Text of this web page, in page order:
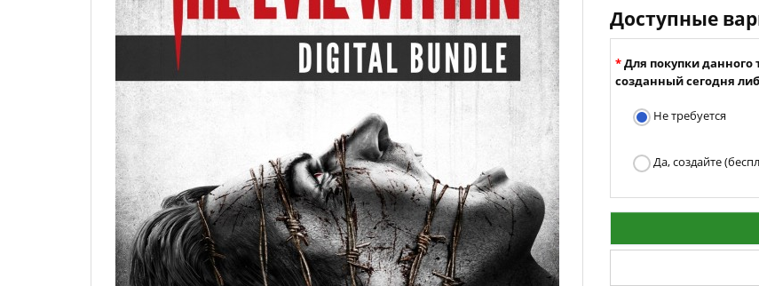
Доступные
Для покупки данного
созданный сегодня
Не требуется
Да, создайте